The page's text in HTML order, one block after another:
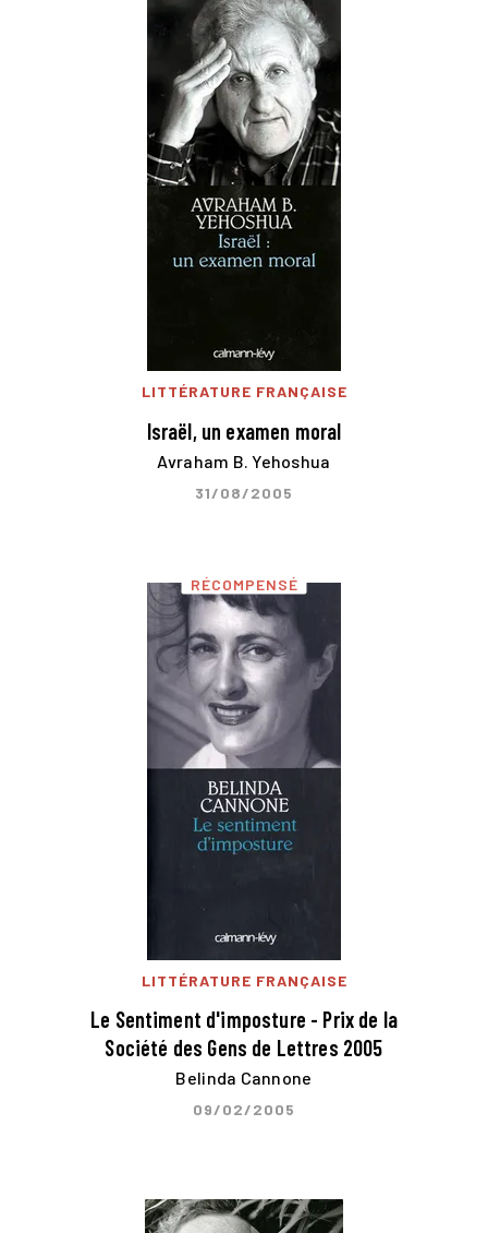
LITTÉRATURE FRANÇAISE
Israël, un examen moral
Avraham B. Yehoshua
31/08/2005
RÉCOMPENSÉ
LITTÉRATURE FRANÇAISE
Le Sentiment d'imposture - Prix de la
Société des Gens de Lettres 2005
Belinda Cannone
09/02/2005